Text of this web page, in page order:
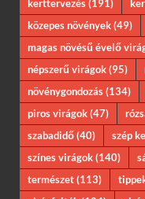
kerttervezés(191)
közepes növények(49)
magas növésű évelő
népszerű virágok(95)
növénygondozás(134)
piros virágok(47)
szabadidő(40) szép
színes virágok(140)
természet(113)